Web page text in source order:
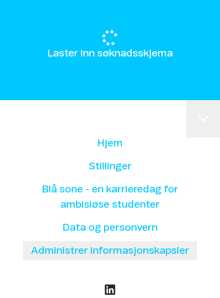
Laster inn søknadsskjema
Hjem
Stillinger
Blå sone - en karrieredag for
ambisiøse studenter
Data og personvern
Administrer informasjonskapsler